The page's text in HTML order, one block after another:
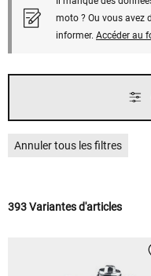
moto ? Ou vous avez
informer. Accéder au
Annuler tous les filtres
393 Variantes d'articles